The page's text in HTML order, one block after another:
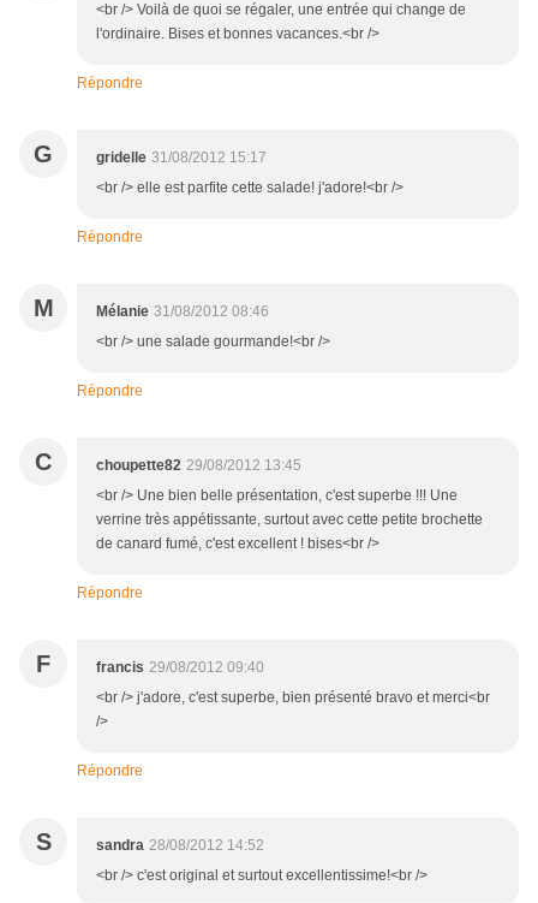
<br /> Voilà de quoi se régaler, une entrée qui change de
l'ordinaire. Bises et bonnes vacances.<br />
Répondre
G gridelle 31/08/2012 15:17
<br /> elle est parfite cette salade! j'adore!<br />
Répondre
M Mélanie 31/08/2012 08:46
<br /> une salade gourmande!<br />
Répondre
C choupette82 29/08/2012 13:45
<br /> Une bien belle présentation, c'est superbe !!! Une
verrine très appétissante, surtout avec cette petite brochette
de canard fumé, c'est excellent ! bises<br />
Répondre
F francis 29/08/2012 09:40
<br /> j'adore, c'est superbe, bien présenté bravo et merci<br
/>
Répondre
S sandra 28/08/2012 14:52
<br /> c'est original et surtout excellentissime!<br />